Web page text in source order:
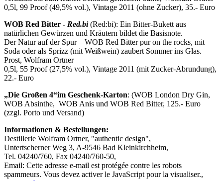
0,5l, 99 Proof (49,5% vol.), Vintage 2011 (ohne Zucker), 35.- Euro
WOB Red Bitter - Red.bi(Red:bi): Ein Bitter-Bukett aus
natürlichen Gewürzen und Kräutern bildet die Basisnote.
Der Natur auf der Spur – WOB Red Bitter pur on the rocks, mit
Soda oder als Sprizz (mit Weißwein) zaubert Sommer ins Glas.
Prost, Wolfram Ortner
0,5l, 55 Proof (27,5% vol.), Vintage 2011 (mit Zucker-Abrundung),
22.- Euro
„Die Großen 4“im Geschenk-Karton: (WOB London Dry Gin,
WOB Absinthe, WOB Anis und WOB Red Bitter, 125.- Euro
(zzgl. Porto und Versand)
Informationen & Bestellungen:
Destillerie Wolfram Ortner, "authentic design",
Untertscherner Weg 3, A-9546 Bad Kleinkirchheim,
Tel. 04240/760, Fax 04240/760-50,
Email: Cette adresse e-mail est protégée contre les robots
spammeurs. Vous devez activer le JavaScript pour la visualiser.,